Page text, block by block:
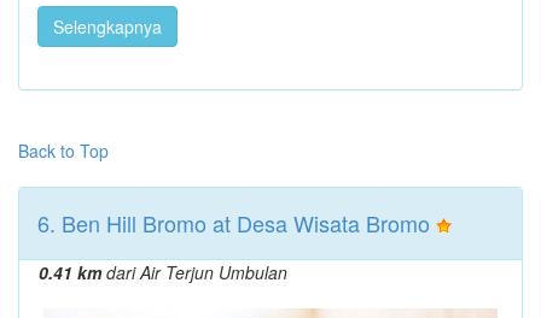
Selengkapnya
Back to Top
6. Ben Hill Bromo at Desa Wisata Bromo
0.41 kmdari Air Terjun Umbulan